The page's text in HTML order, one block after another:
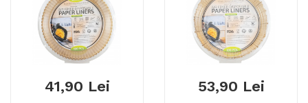
41,90 Lei 53,90 Lei